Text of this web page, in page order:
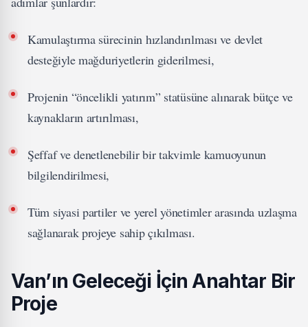
Kamulaştırma sürecinin hızlandırılması ve devlet
desteğiyle mağduriyetlerin giderilmesi,
Projenin “öncelikli yatırım” statüsüne alınarak bütçe ve
kaynakların artırılması,
Şeffaf ve denetlenebilir bir takvimle kamuoyunun
bilgilendirilmesi,
Tüm siyasi partiler ve yerel yönetimler arasında uzlaşma
sağlanarak projeye sahip çıkılması.
Van’ın Geleceği İçin Anahtar Bir
Proje